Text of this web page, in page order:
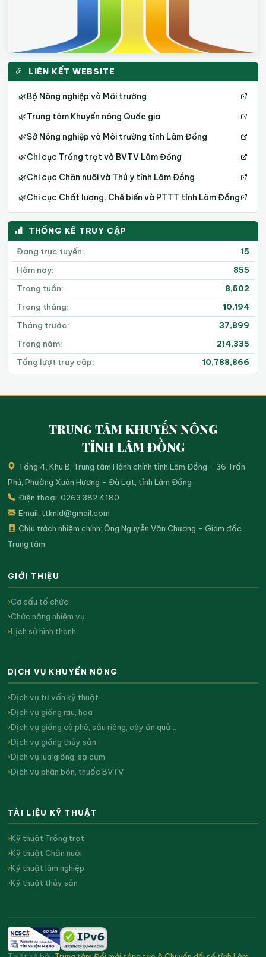
LIÊN KẾT WEBSITE
🌿Bộ Nông nghiệp và Môi trường
🌿Trung tâm Khuyến nông Quốc gia
🌿Sở Nông nghiệp và Môi trường tỉnh Lâm Đồng
🌿Chi cục Trồng trọt và BVTV Lâm Đồng
🌿Chi cục Chăn nuôi và Thú y tỉnh Lâm Đồng
🌿Chi cục Chất lượng, Chế biến và PTTT tỉnh Lâm Đồng
THỐNG KÊ TRUY CẬP
Đang trực tuyến:
15
Hôm nay:
855
Trong tuần:
8,502
Trong tháng:
10,194
Tháng trước:
37,899
Trong năm:
214,335
Tổng lượt truy cập:
10,788,866
TRUNG TÂM KHUYẾN NÔNG
TỈNH LÂM ĐỒNG
Tầng 4, Khu B, Trung tâm Hành chính tỉnh Lâm Đồng - 36 Trần
Phú, Phường Xuân Hương - Đà Lạt, tỉnh Lâm Đồng
Điện thoại: 0263.382.4180
Email: ttknld@gmail.com
Chịu trách nhiệm chính: Ông Nguyễn Văn Chương - Giám đốc
Trung tâm
GIỚI THIỆU
Cơ cấu tổ chức
Chức năng nhiệm vụ
Lịch sử hình thành
DỊCH VỤ KHUYẾN NÔNG
Dịch vụ tư vấn kỹ thuật
Dịch vụ giống rau, hoa
Dịch vụ giống cà phê, sầu riêng, cây ăn quả…
Dịch vụ giống thủy sản
Dịch vụ lúa giống, sạ cụm
Dịch vụ phân bón, thuốc BVTV
TÀI LIỆU KỸ THUẬT
Kỹ thuật Trồng trọt
Kỹ thuật Chăn nuôi
Kỹ thuật lâm nghiệp
Kỹ thuật thủy sản